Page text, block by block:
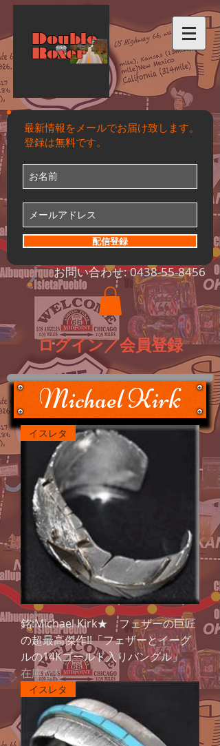
Double
Roxer
お問い合わせ:0438-55-8456
最新情報をメールでお届け致します。
登録は無料です。
配信登録
ログイン／会員登録
Michael Kirk
イスレタ
銘:Michael Kirk★ フェザーの巨匠
の超最高傑作!!「フェザーとイーグ
ルの14Kゴールド入りバングル」
在庫なし
イスレタ